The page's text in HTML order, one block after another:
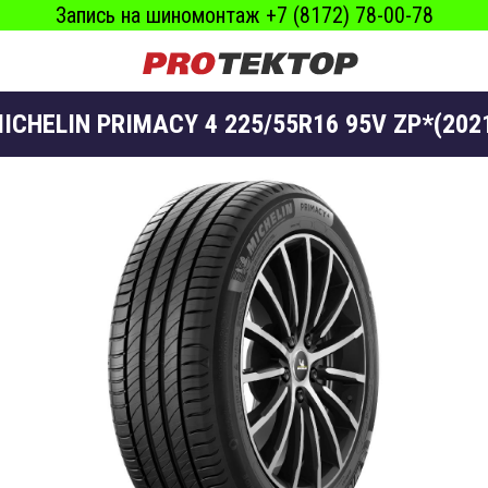
Запись на шиномонтаж +7 (8172) 78-00-78
PRIMACY 4 225/55R16 95V